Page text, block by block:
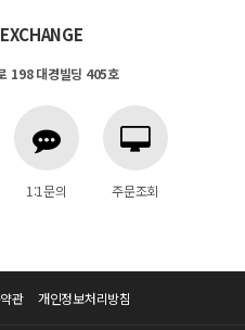
198 대경빌딩 405호
1:1문의 주문조회
관 개인정보처리방침